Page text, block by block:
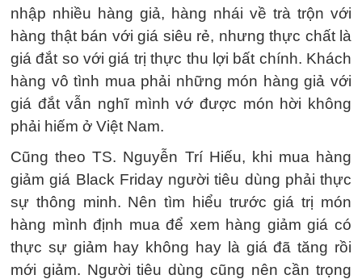
nhập nhiều hàng giả, hàng nhái về trà trộn với
hàng thật bán với giá siêu rẻ, nhưng thực chất là
giá đắt so với giá trị thực thu lợi bất chính. Khách
hàng vô tình mua phải những món hàng giả với
giá đắt vẫn nghĩ mình vớ được món hời không
phải hiếm ở Việt Nam.
Cũng theo TS. Nguyễn Trí Hiếu, khi mua hàng
giảm giá Black Friday người tiêu dùng phải thực
sự thông minh. Nên tìm hiểu trước giá trị món
hàng mình định mua để xem hàng giảm giá có
thực sự giảm hay không hay là giá đã tăng rồi
mới giảm. Người tiêu dùng cũng nên cần trọng